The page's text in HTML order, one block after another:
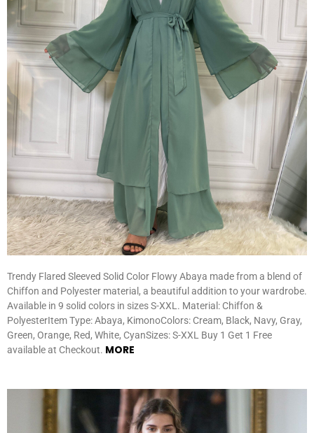
Trendy Flared Sleeved Solid Color Flowy Abaya made from a blend of
Chiffon and Polyester material, a beautiful addition to your wardrobe.
Available in 9 solid colors in sizes S-XXL. Material: Chiffon &
PolyesterItem Type: Abaya, KimonoColors: Cream, Black, Navy, Gray,
Green, Orange, Red, White, CyanSizes: S-XXL Buy 1 Get 1 Free
available at Checkout. MORE